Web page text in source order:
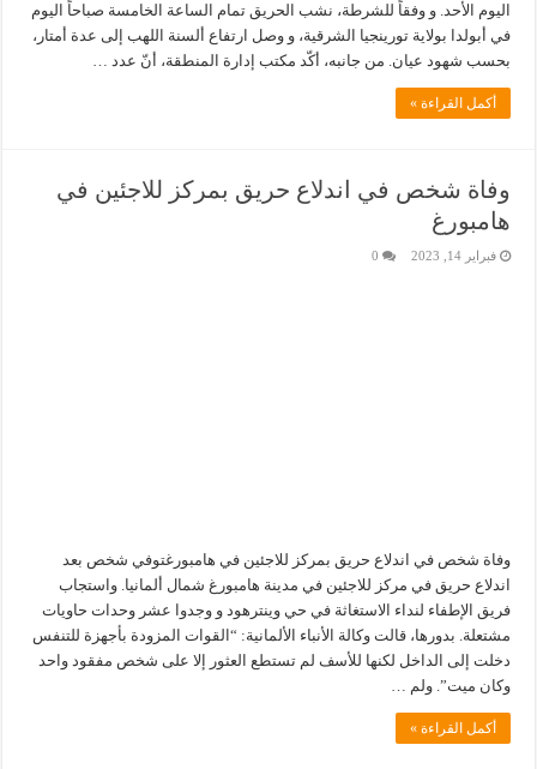
اليوم الأحد. و وفقاً للشرطة، نشب الحريق تمام الساعة الخامسة صباحاً اليوم
في أبولدا بولاية تورينجيا الشرقية، و وصل ارتفاع ألسنة اللهب إلى عدة أمتار،
بحسب شهود عيان. من جانبه، أكّد مكتب إدارة المنطقة، أنّ عدد …
أكمل القراءة »
وفاة شخص في اندلاع حريق بمركز للاجئين في
هامبورغ
فبراير 14, 2023 0
وفاة شخص في اندلاع حريق بمركز للاجئين في هامبورغتوفي شخص بعد
اندلاع حريق في مركز للاجئين في مدينة هامبورغ شمال ألمانيا. واستجاب
فريق الإطفاء لنداء الاستغاثة في حي وينترهود و وجدوا عشر وحدات حاويات
مشتعلة. بدورها، قالت وكالة الأنباء الألمانية: “القوات المزودة بأجهزة للتنفس
دخلت إلى الداخل لكنها للأسف لم تستطع العثور إلا على شخص مفقود واحد
وكان ميت”. ولم …
أكمل القراءة »